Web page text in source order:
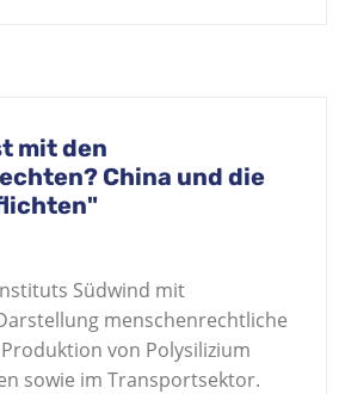
mit den
China und die
Südwind mit
menschenrechtliche
von Polysilizium
sowie im Transportsektor.